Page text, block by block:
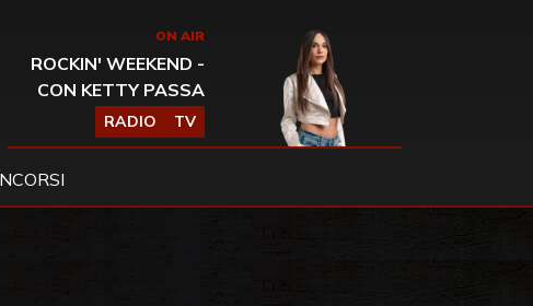
ON AIR
ROCKIN' WEEKEND -
CON KETTY PASSA
RADIO TV